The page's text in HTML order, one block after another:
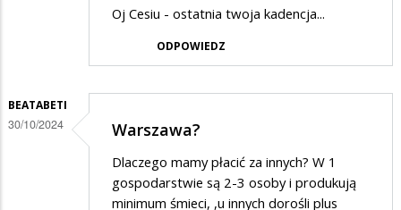
Oj Cesiu - ostatnia twoja kadencja...
ODPOWIEDZ
BEATABETI
30/10/2024 Warszawa?
Dlaczego mamy płacić za innych? W 1
gospodarstwie są 2-3 osoby i produkują
minimum śmieci, ,u innych dorośli plus